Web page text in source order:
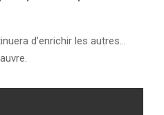
d’enrichir les autres…